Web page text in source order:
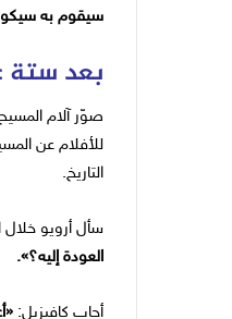
سيقوم به سيكون
بعد ستة
للأفلام عن
التاريخ.
سأل أرويو خلال
العودة إليه؟».
أجاب كافيزيل: